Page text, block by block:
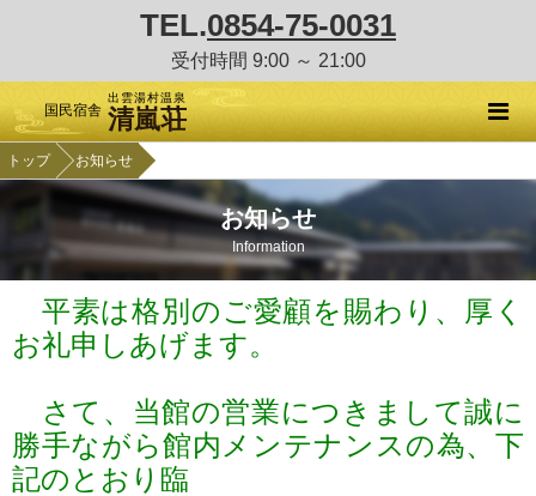
TEL.0854-75-0031
受付時間 9:00 ～ 21:00
国民宿舎
出雲湯村温泉
清嵐荘
トップ お知らせ
お知らせ
Information
平素は格別のご愛顧を賜わり、厚く
お礼申しあげます。
さて、当館の営業につきまして誠に
勝手ながら館内メンテナンスの為、下
記のとおり臨